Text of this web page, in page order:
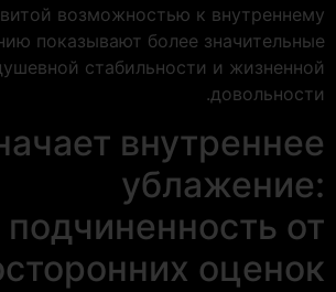
возможностью к внутреннему
показывают более значительные
стабильности и жизненной
довольности.
внутреннее
ублажение:
подчиненность от
оценок